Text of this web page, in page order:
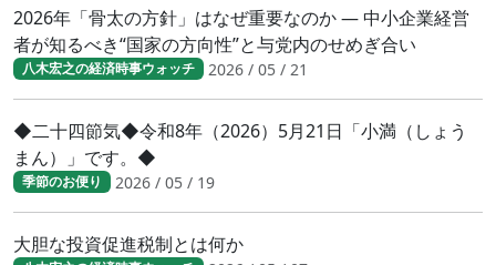
2026年「骨太の方針」はなぜ重要なのか ― 中小企業経営
者が知るべき“国家の方向性”と与党内のせめぎ合い
八木宏之の経済時事ウォッチ 2026 / 05 / 21
◆二十四節気◆令和8年（2026）5月21日「小満（しょう
まん）」です。◆
季節のお便り 2026 / 05 / 19
大胆な投資促進税制とは何か